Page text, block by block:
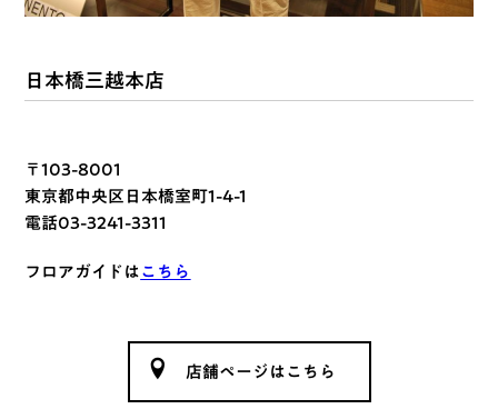
日本橋三越本店
〒103-8001
東京都中央区日本橋室町1-4-1
電話03-3241-3311
フロアガイドは こちら
店舗ページはこちら